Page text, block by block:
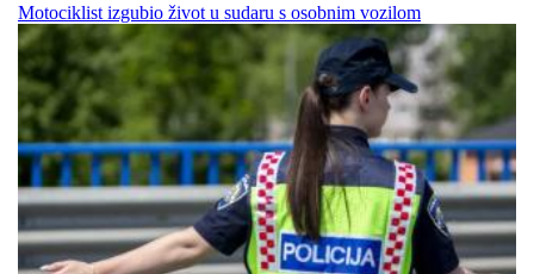
Motociklist izgubio život u sudaru s osobnim vozilom